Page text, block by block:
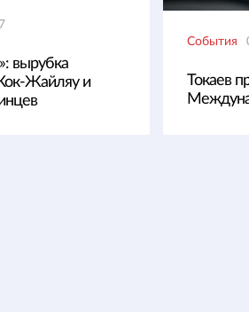
вырубка
Жайляу и
События
Токаев